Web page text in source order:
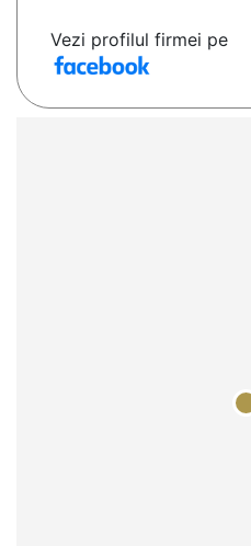
Vezi profilul firmei pe